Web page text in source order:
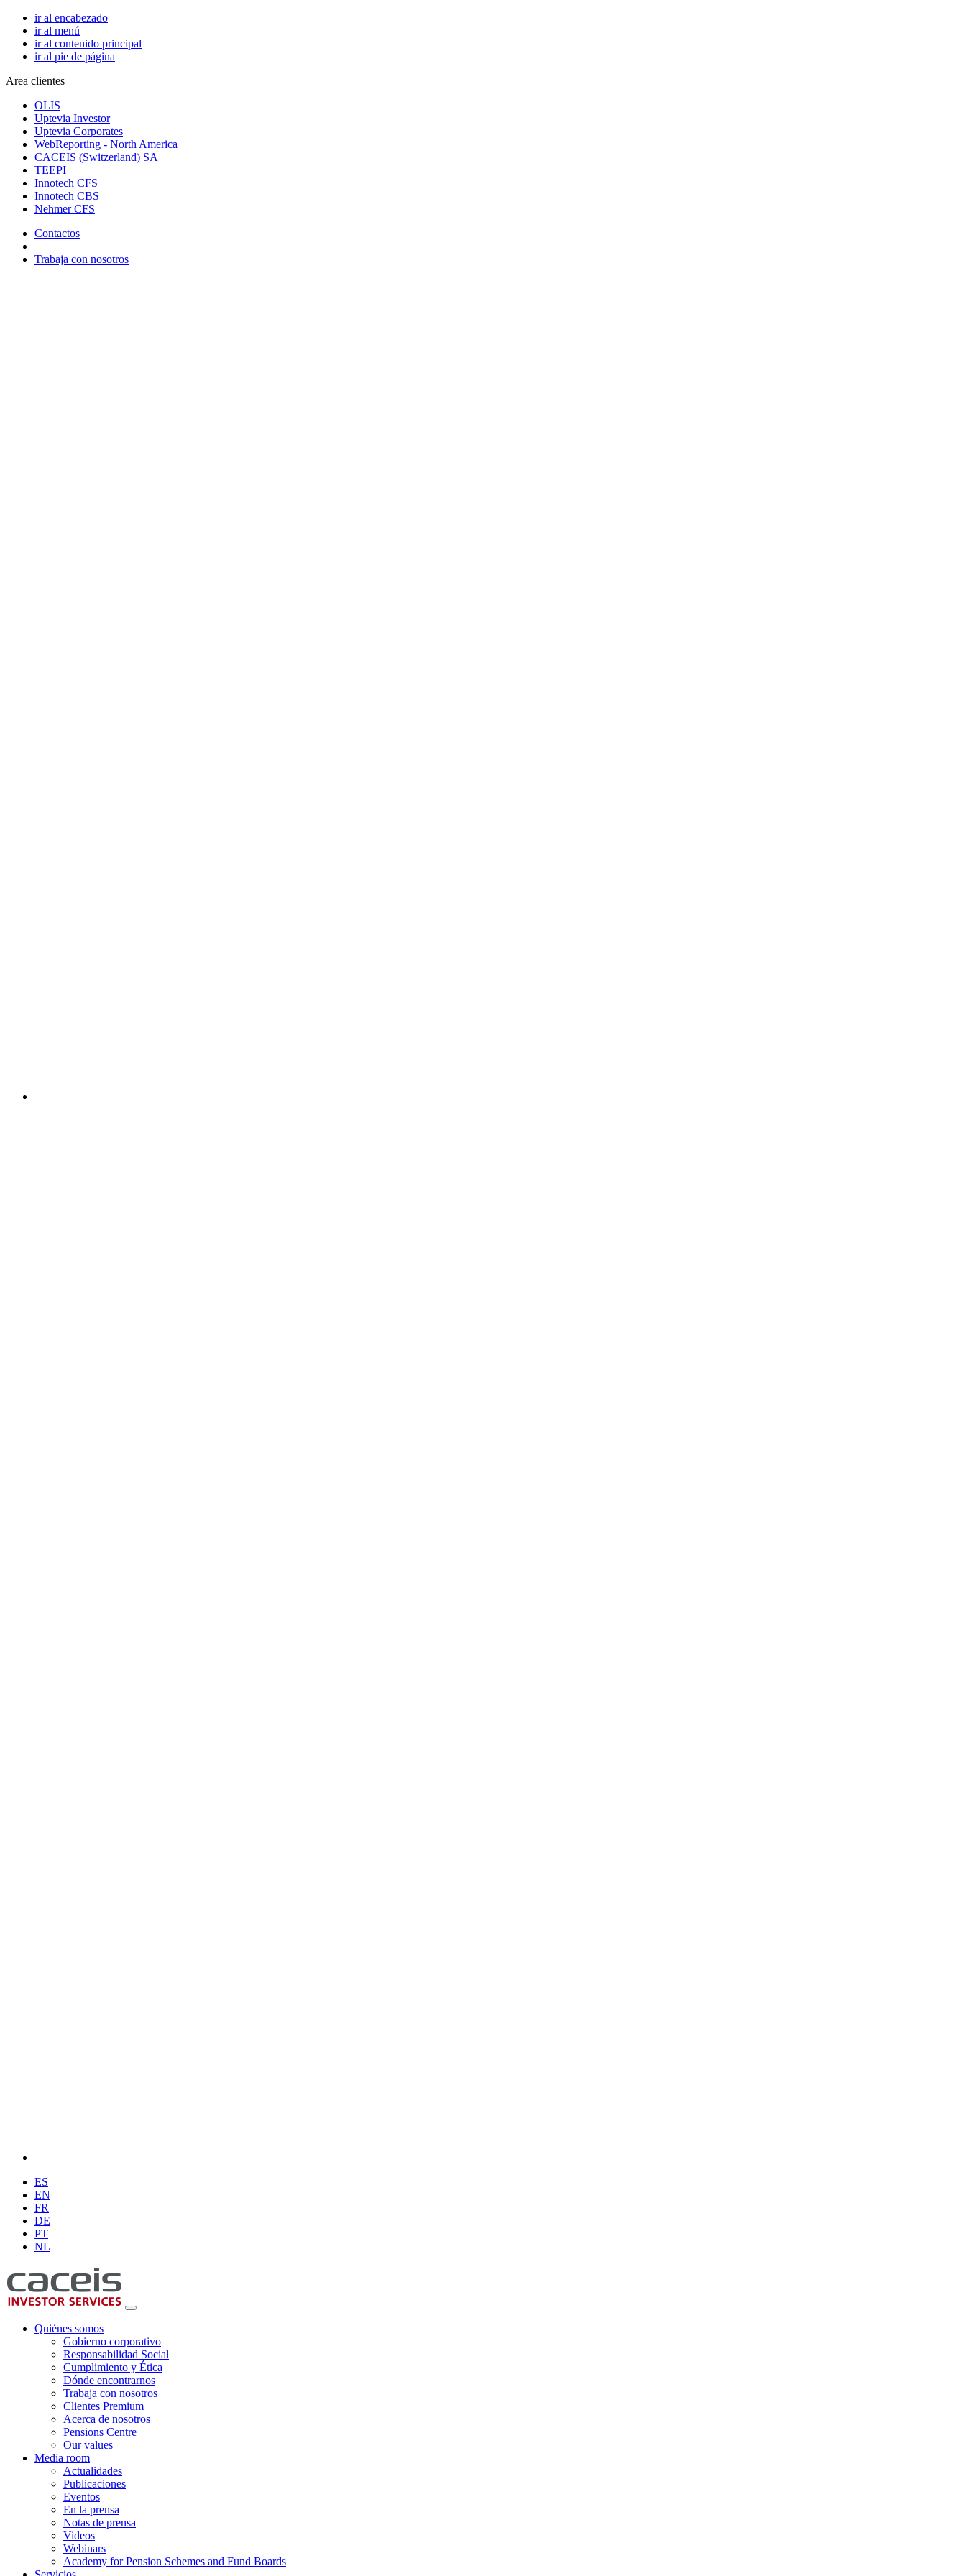
ir al encabezado
ir al menú
ir al contenido principal
ir al pie de página
Area clientes
OLIS
Uptevia Investor
Uptevia Corporates
WebReporting - North America
CACEIS (Switzerland) SA
TEEPI
Innotech CFS
Innotech CBS
Nehmer CFS
Contactos
Trabaja con nosotros
ES
EN
FR
DE
PT
NL
Quiénes somos
Gobierno corporativo
Responsabilidad Social
Cumplimiento y Ética
Dónde encontrarnos
Trabaja con nosotros
Clientes Premium
Acerca de nosotros
Pensions Centre
Our values
Media room
Actualidades
Publicaciones
Eventos
En la prensa
Notas de prensa
Videos
Webinars
Academy for Pension Schemes and Fund Boards